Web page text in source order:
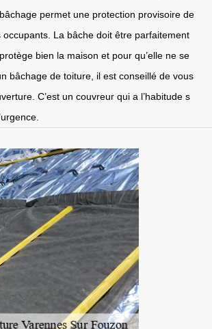
permet une protection provisoire de
occupants. La bâche doit être parfaitement
bien la maison et pour qu’elle ne se
bâchage de toiture, il est conseillé de vous
C’est un couvreur qui a l’habitude s